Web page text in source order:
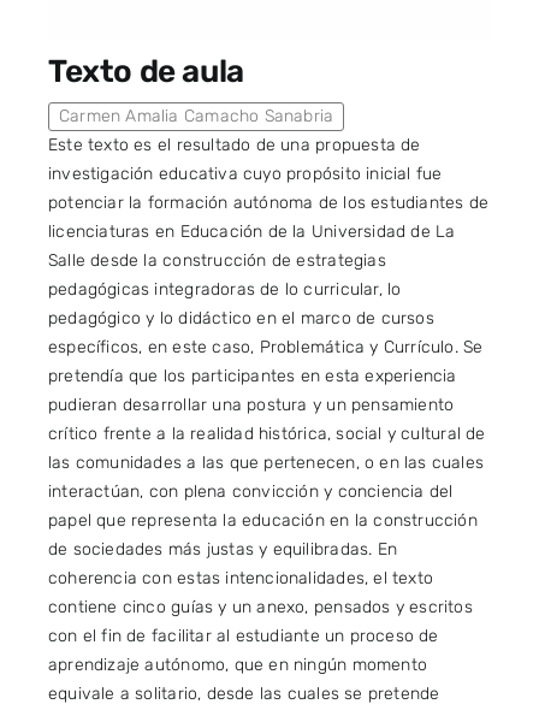
Texto de aula
Carmen Amalia Camacho Sanabria
Este texto es el resultado de una propuesta de
investigación educativa cuyo propósito inicial fue
potenciar la formación autónoma de los estudiantes de
licenciaturas en Educación de la Universidad de La
Salle desde la construcción de estrategias
pedagógicas integradoras de lo curricular, lo
pedagógico y lo didáctico en el marco de cursos
específicos, en este caso, Problemática y Currículo. Se
pretendía que los participantes en esta experiencia
pudieran desarrollar una postura y un pensamiento
crítico frente a la realidad histórica, social y cultural de
las comunidades a las que pertenecen, o en las cuales
interactúan, con plena convicción y conciencia del
papel que representa la educación en la construcción
de sociedades más justas y equilibradas. En
coherencia con estas intencionalidades, el texto
contiene cinco guías y un anexo, pensados y escritos
con el fin de facilitar al estudiante un proceso de
aprendizaje autónomo, que en ningún momento
equivale a solitario, desde las cuales se pretende